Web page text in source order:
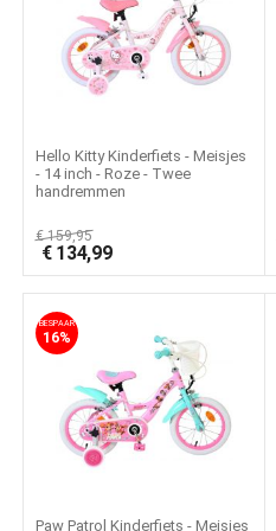
Hello Kitty Kinderfiets - Meisjes
- 14 inch - Roze - Twee
handremmen
€159,95
€ 134,99
BESPAAR
16%
Paw Patrol Kinderfiets - Meisjes